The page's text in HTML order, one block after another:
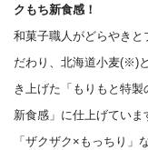
クもち新食感！
和菓子職人がどらやきと
だわり、北海道小麦(※)
き上げた「もりもと特
新食感」に仕上げていま
「ザクザク×もっちり」